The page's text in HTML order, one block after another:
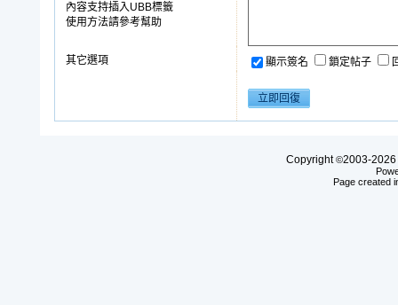
內容支持插入UBB標籤
使用方法請參考幫助
其它選項 顯示簽名 鎖定帖子
Copyright©2003-2026
Page created